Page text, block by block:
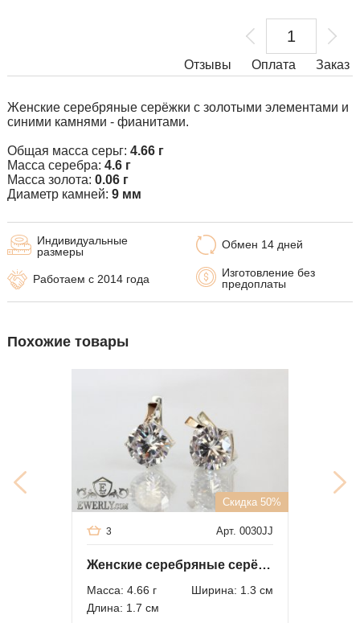
Отзывы Заказ
Оплата
Женские серебряные серёжки с золотыми элементами и
синими камнями - фианитами.
Общая масса серьг: 4.66 г
Масса серебра: 4.6 г
Масса золота: 0.06 г
Диаметр камней: 9 мм
Обмен 14 дней
Изготовление без
предоплаты
Индивидуальные
размеры
Работаем с 2014 года
Похожие товары
Скидка 50%
Арт. 0030JJ
3
Женские серебряные серёжки с белыми камнями и золотом
Масса: 4.66 г
Ширина: 1.3 см
Длина: 1.7 см